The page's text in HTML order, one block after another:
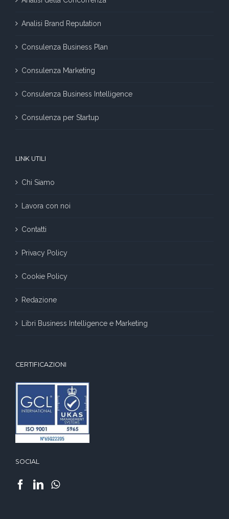
Analisi Brand Reputation
Consulenza Business Plan
Consulenza Marketing
Consulenza Business Intelligence
Consulenza per Startup
LINK UTILI
Chi Siamo
Lavora con noi
Contatti
Privacy Policy
Cookie Policy
Redazione
Libri Business Intelligence e Marketing
CERTIFICAZIONI
SOCIAL